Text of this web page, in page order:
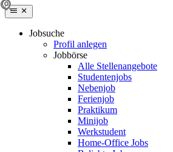
Jobsuche
Profil anlegen
Jobbörse
Alle Stellenangebote
Studentenjobs
Nebenjob
Ferienjob
Praktikum
Minijob
Werkstudent
Home-Office Jobs